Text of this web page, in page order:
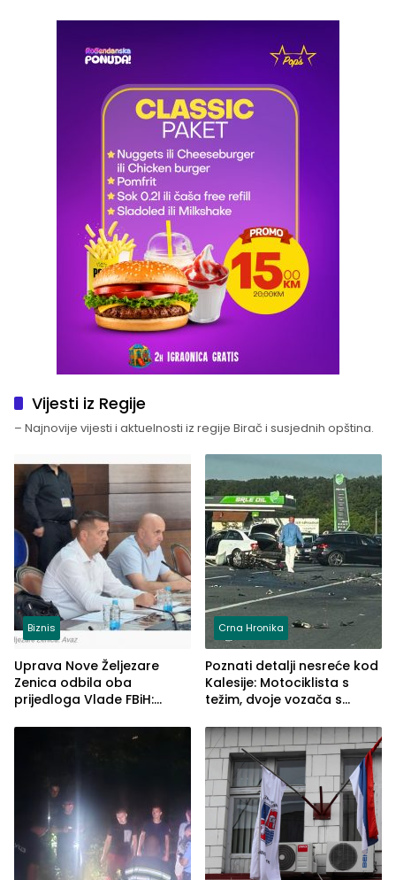
Vijesti iz Regije
– Najnovije vijesti i aktuelnosti iz regije Birač i susjednih opština.
Biznis
Uprava Nove Željezare
Zenica odbila oba
prijedloga Vlade FBiH:
rješenje
Crna Hronika
Poznati detalji nesreće kod
Kalesije: Motociklista s
težim, dvoje vozača s